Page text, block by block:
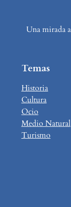
Una mirada
Temas
Historia
Cultura
Ocio
Medio Natural
Turismo